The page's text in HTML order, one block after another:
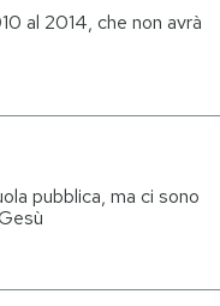
al 2014, che non avrà
pubblica, ma ci sono